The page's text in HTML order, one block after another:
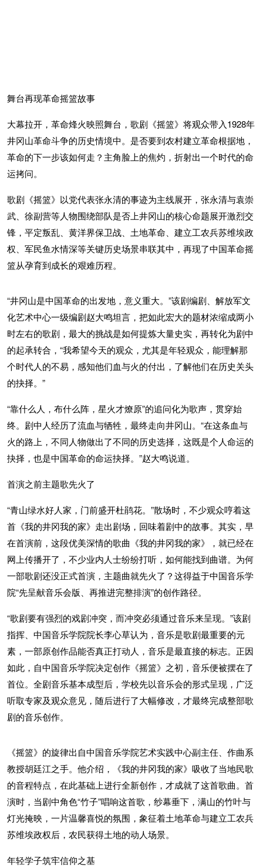
舞台再现革命摇篮故事
大幕拉开，革命烽火映照舞台，歌剧《摇篮》将观众带入1928年
井冈山革命斗争的历史情境中。是否要到农村建立革命根据地，
革命的下一步该如何走？主角脸上的焦灼，折射出一个时代的命
运拷问。
歌剧《摇篮》以党代表张永清的事迹为主线展开，张永清与袁崇
武、徐副营等人物围绕部队是否上井冈山的核心命题展开激烈交
锋，平定叛乱、黄洋界保卫战、土地革命、建立工农兵苏维埃政
权、军民鱼水情深等关键历史场景串联其中，再现了中国革命摇
篮从孕育到成长的艰难历程。
“井冈山是中国革命的出发地，意义重大。”该剧编剧、解放军文
化艺术中心一级编剧赵大鸣坦言，把如此宏大的题材浓缩成两小
时左右的歌剧，最大的挑战是如何提炼大量史实，再转化为剧中
的起承转合，“我希望今天的观众，尤其是年轻观众，能理解那
个时代人的不易，感知他们血与火的付出，了解他们在历史关头
的抉择。”
“靠什么人，布什么阵，星火才燎原”的追问化为歌声，贯穿始
终。剧中人经历了流血与牺牲，最终走向井冈山。“在这条血与
火的路上，不同人物做出了不同的历史选择，这既是个人命运的
抉择，也是中国革命的命运抉择。”赵大鸣说道。
首演之前主题歌先火了
“青山绿水好人家，门前盛开杜鹃花。”散场时，不少观众哼着这
首《我的井冈我的家》走出剧场，回味着剧中的故事。其实，早
在首演前，这段优美深情的歌曲《我的井冈我的家》，就已经在
网上传播开了，不少业内人士纷纷打听，如何能找到曲谱。为何
一部歌剧还没正式首演，主题曲就先火了？这得益于中国音乐学
院“先呈献音乐会版、再推进完整排演”的创作路径。
“歌剧要有强烈的戏剧冲突，而冲突必须通过音乐来呈现。”该剧
指挥、中国音乐学院院长李心草认为，音乐是歌剧最重要的元
素，一部原创作品能否真正打动人，音乐是最直接的标志。正因
如此，自中国音乐学院决定创作《摇篮》之初，音乐便被摆在了
首位。全剧音乐基本成型后，学校先以音乐会的形式呈现，广泛
听取专家及观众意见，随后进行了大幅修改，才最终完成整部歌
剧的音乐创作。
《摇篮》的旋律出自中国音乐学院艺术实践中心副主任、作曲系
教授胡廷江之手。他介绍，《我的井冈我的家》吸收了当地民歌
的音程特点，在此基础上进行全新创作，才成就了这首歌曲。首
演时，当剧中角色“竹子”唱响这首歌，纱幕垂下，满山的竹叶与
灯光掩映，一片温馨喜悦的氛围，象征着土地革命与建立工农兵
苏维埃政权后，农民获得土地的动人场景。
年轻学子筑牢信仰之基